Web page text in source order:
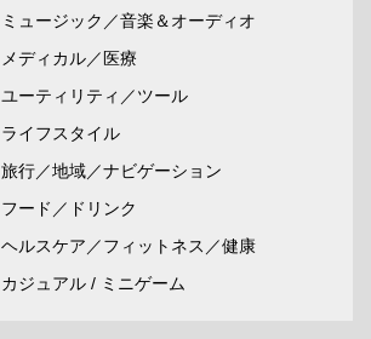
ミュージック／音楽＆オーディオ
メディカル／医療
ユーティリティ／ツール
ライフスタイル
旅行／地域／ナビゲーション
フード／ドリンク
ヘルスケア／フィットネス／健康
カジュアル / ミニゲーム